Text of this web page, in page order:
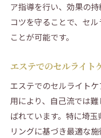
ア指導を行い、効果の
コツを守ることで、セ
ことが可能です。
エステでのセルライト
エステでのセルライト
用により、自己流では
ばれています。特に埼
リングに基づき最適な